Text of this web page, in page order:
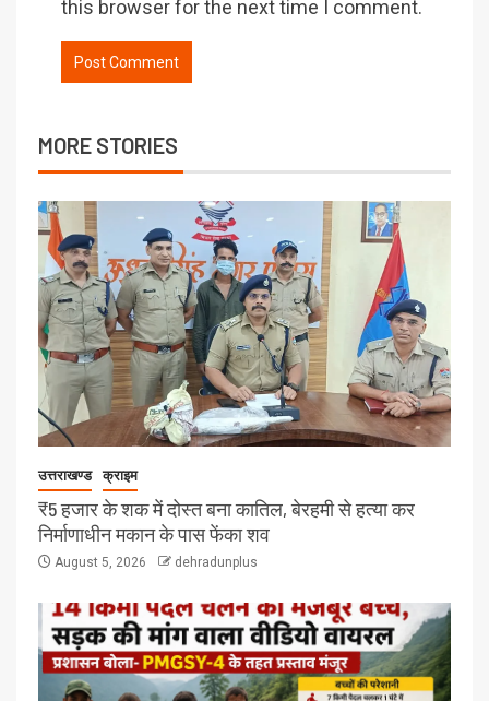
this browser for the next time I comment.
MORE STORIES
उत्तराखण्ड क्राइम
₹5 हजार के शक में दोस्त बना कातिल, बेरहमी से हत्या कर
निर्माणाधीन मकान के पास फेंका शव
August 5, 2026 dehradunplus